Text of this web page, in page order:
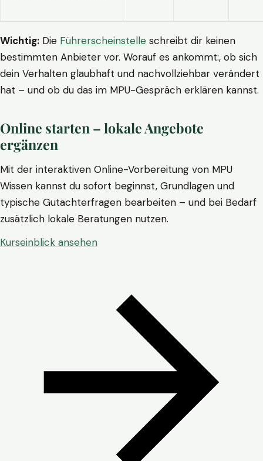
Wichtig: Die Führerscheinstelle schreibt dir keinen
bestimmten Anbieter vor. Worauf es ankommt:, ob sich
dein Verhalten glaubhaft und nachvollziehbar verändert
hat – und ob du das im MPU-Gespräch erklären kannst.
Online starten – lokale Angebote
ergänzen
Mit der interaktiven Online-Vorbereitung von MPU
Wissen kannst du sofort beginnst, Grundlagen und
typische Gutachterfragen bearbeiten – und bei Bedarf
zusätzlich lokale Beratungen nutzen.
Kurseinblick ansehen